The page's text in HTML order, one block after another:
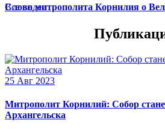
Слово митрополита Корнилия о
Все видео
25 Авг 2023
Митрополит Корнилий: Собор
Архангельска